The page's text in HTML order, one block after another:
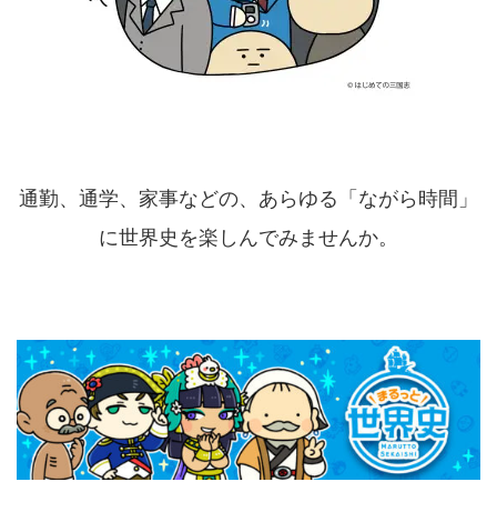
通勤、通学、家事などの、あらゆる「ながら時間」
に世界史を楽しんでみませんか。